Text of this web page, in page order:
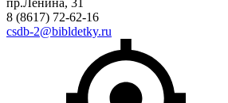
8 (8617) 72-62-16
csdb-2@bibldetky.ru